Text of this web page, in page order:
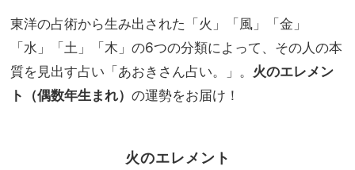
【極
上の
家族
旅】
を
勢＜
アク
東洋の占術から生み出された「火」「風」「金」
「水」「土」「木」の6つの分類によって、その人の本
質を見出す占い「あおきさん占い。」。 火のエレメン
ト（偶数年生まれ） の運勢をお届け！
火のエレメント